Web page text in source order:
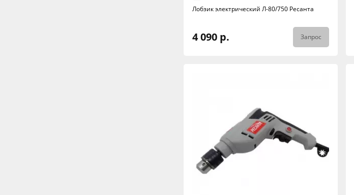
Лобзик электрический Л-80/750 Ресанта
4 090 р. Запрос